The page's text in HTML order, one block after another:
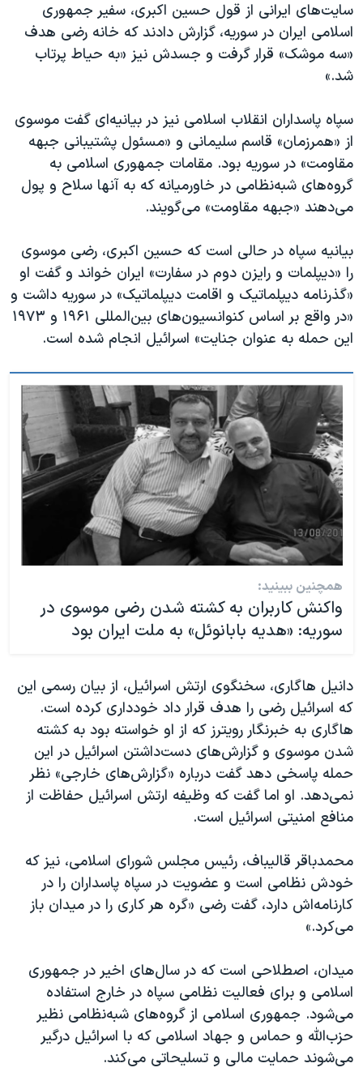
نرگس محمدی برنده جایزه نوبل صلح
همایش محافظه‌کاران آمریکا «سی‌پک»
سفر پرزیدنت ترامپ به چین
سایت‌های ایرانی از قول حسین اکبری، سفیر جمهوری
اسلامی ایران در سوریه، گزارش دادند که خانه رضی هدف
«سه موشک» قرار گرفت و جسدش نیز «به حیاط پرتاب
شد.»
سپاه پاسداران انقلاب اسلامی نیز در بیانیه‌ای گفت موسوی
از «همرزمان» قاسم سلیمانی و «مسئول پشتیبانی جبهه
مقاومت» در سوریه بود. مقامات جمهوری اسلامی به
گروه‌های شبه‌نظامی در خاورمیانه که به آنها سلاح و پول
می‌دهند «جبهه مقاومت» می‌گویند.
بیانیه سپاه در حالی است که حسین اکبری، رضی موسوی
را «دیپلمات و رایزن دوم در سفارت» ایران خواند و گفت او
«گذرنامه دیپلماتیک و اقامت دیپلماتیک» در سوریه داشت و
«در واقع بر اساس کنوانسیون‌های بین‌المللی ۱۹۶۱ و ۱۹۷۳
این حمله به عنوان جنایت» اسرائيل انجام شده است.
همچنین ببینید:
واکنش کاربران به کشته شدن رضی موسوی در
سوریه: «هدیه بابانوئل» به ملت ایران بود
دانیل هاگاری، سخنگوی ارتش اسرائيل، از بیان رسمی این
که اسرائيل رضی را هدف قرار داد خودداری کرده است.
هاگاری به خبرنگار رویترز که از او خواسته بود به کشته
شدن موسوی و گزارش‌های دست‌داشتن اسرائيل در این
حمله پاسخی دهد گفت درباره «گزارش‌های خارجی» نظر
نمی‌دهد. او اما گفت که وظیفه ارتش اسرائيل حفاظت از
منافع امنیتی اسرائيل است.
محمدباقر قالیباف، رئیس مجلس شورای اسلامی، نیز که
خودش نظامی است و عضویت در سپاه پاسداران را در
کارنامه‌اش دارد، گفت رضی «گره هر کاری را در میدان باز
می‌کرد.»
میدان، اصطلاحی است که در سال‌های اخیر در جمهوری
اسلامی و برای فعالیت نظامی سپاه در خارج استفاده
می‌شود. جمهوری اسلامی از گروه‌های شبه‌نظامی نظیر
حزب‌الله و حماس و جهاد اسلامی که با اسرائيل درگیر
می‌شوند حمایت مالی و تسلیحاتی می‌کند.